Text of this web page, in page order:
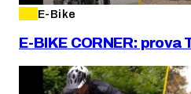
E-Bike
E-BIKE CORNER: prova